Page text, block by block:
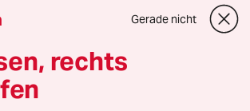
Gerade nicht
rechts